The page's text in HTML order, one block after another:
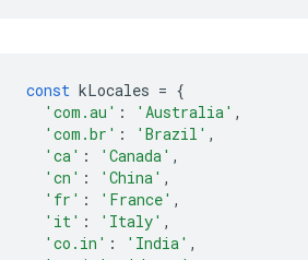
const kLocales = {
'com.au' : 'Australia' ,
'com.br' : 'Brazil' ,
'ca' : 'Canada' ,
'cn' : 'China' ,
'fr' : 'France' ,
'it' : 'Italy' ,
'co.in' : 'India' ,